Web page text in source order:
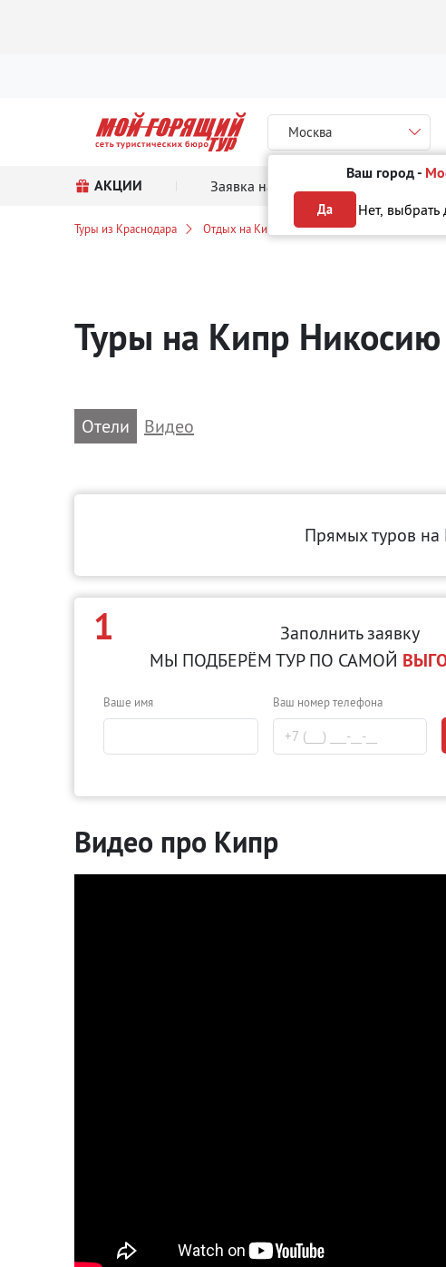
Москва
Ваш город -
Да Нет, выбрать
АКЦИИ Заявка на тур Поиск тура
Туры из Краснодара Отдых на Кипре Никосия
Туры на Кипр Никосию
Отели Видео
Прямых туров
1
Заполнить заявку
МЫ ПОДБЕРЁМ ТУР ПО САМОЙ
Ваше имя Ваш номер телефона
Видео про Кипр